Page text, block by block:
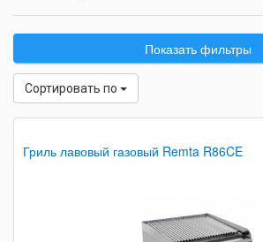
Показать фильтры
Сортировать по
Гриль лавовый газовый Remta R86CE